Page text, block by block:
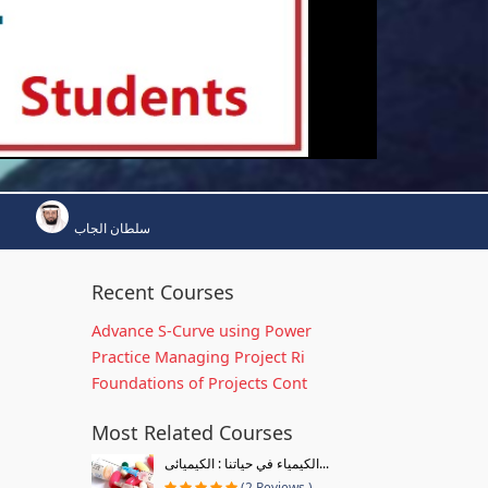
سلطان الجاب
Recent Courses
Advance S-Curve using Power
Practice Managing Project Ri
Foundations of Projects Cont
Most Related Courses
الكيمياء في حياتنا : الكيميائى...